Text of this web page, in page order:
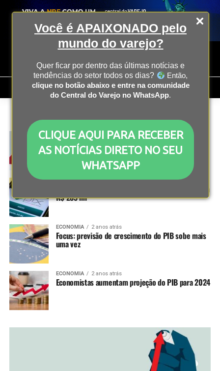
Você é APAIXONADO pelo
mundo do varejo?
Quer ficar por dentro das últimas notícias e
tendências do setor todos os dias?
Então,
clique no botão abaixo e entre na comunidade
do Central do Varejo no WhatsApp.
CLIQUE AQUI PARA RECEBER
AS NOTÍCIAS DIRETO NO SEU
WHATSAPP
All posts tagged "bacen"
ECONOMIA 2 anos atrás
Projeção da inflação para 2024 cai mais uma vez
ECONOMIA 2 anos atrás
Transações via Pix no varejo e food service passam
R$ 285 mi
ECONOMIA 2 anos atrás
Focus: previsão de crescimento do PIB sobe mais
uma vez
ECONOMIA 2 anos atrás
Economistas aumentam projeção do PIB para 2024